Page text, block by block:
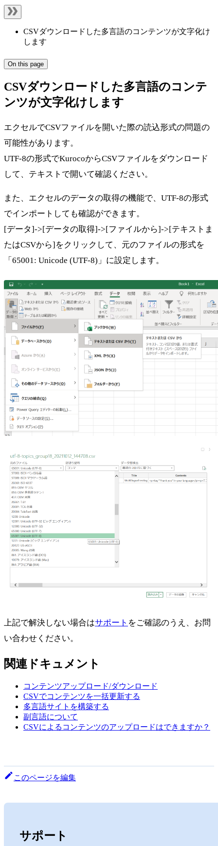
CSVダウンロードした多言語のコンテンツが文字化け
します
On this page
CSVダウンロードした多言語のコンテ
ンツが文字化けします
エクセルでCSVファイルを開いた際の読込形式の問題の
可能性があります。
UTF-8の形式でKurocoからCSVファイルをダウンロード
して、テキストで開いて確認ください。
また、エクセルのデータの取得の機能で、UTF-8の形式
でインポートしても確認ができます。
[データ]->[データの取得]->[ファイルから]->[テキストま
たはCSVから]をクリックして、元のファイルの形式を
「65001: Unicode (UTF-8)」に設定します。
上記で解決しない場合はサポート をご確認のうえ、お問
い合わせください。
関連ドキュメント
コンテンツアップロード/ダウンロード
CSVでコンテンツを一括更新する
多言語サイトを構築する
副言語について
CSVによるコンテンツのアップロードはできますか？
このページを編集
サポート